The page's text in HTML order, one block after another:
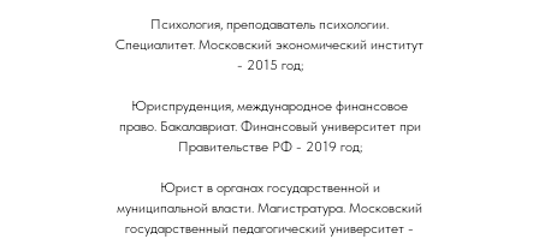
Психология, преподаватель психологии.
Специалитет. Московский экономический институт
- 2015 год;
Юриспруденция, международное финансовое
право. Бакалавриат. Финансовый университет при
Правительстве РФ - 2019 год;
Юрист в органах государственной и
муниципальной власти. Магистратура. Московский
государственный педагогический университет -